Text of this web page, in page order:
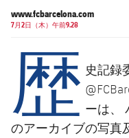
結果
スケジュール
結果
順位表
PLUSICON
LABEL.ARIA.PLUS
トップチーム
plusicon
label.aria.plus
スケジュール
チケット
www.fcbarcelona.com
7月2日（木）午前9.28
歴 史記録
ーは、
のアーカイブの写真